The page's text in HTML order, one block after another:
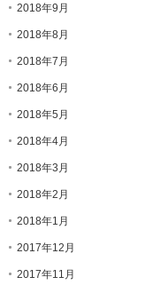
2018年9月
2018年8月
2018年7月
2018年6月
2018年5月
2018年4月
2018年3月
2018年2月
2018年1月
2017年12月
2017年11月